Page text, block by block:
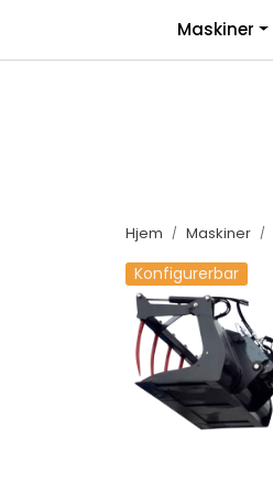
Facebook |
Maskiner
Hjem Maskiner
Konfigurerbar